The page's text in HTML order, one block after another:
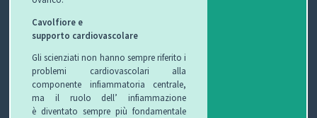
Cavolfiore e
supporto cardiovascolare
Gli scienziati non hanno sempre riferito i
problemi cardiovascolari alla
componente infiammatoria centrale,
ma il ruolo dell’ infiammazione
è diventato sempre più fondamentale